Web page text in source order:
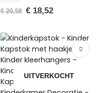
0 van de 5
€20,58 €18,52
UITVERKOCHT